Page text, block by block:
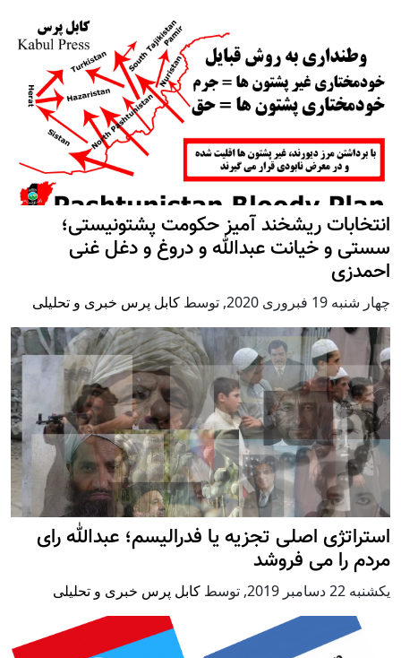
انتخابات ریشخند آمیز حکومت پشتونیستی؛
سستی و خیانت عبدالله و دروغ و دغل غنی
احمدزی
چهار شنبه 19 فبروری 2020 , توسط کابل پرس خبری و تحلیلی
استراتژی اصلی تجزیه یا فدرالیسم؛ عبدالله رای
مردم را می فروشد
يكشنبه 22 دسامبر 2019 , توسط کابل پرس خبری و تحلیلی